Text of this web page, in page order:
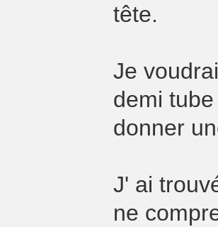
tête.
Je
demi
donner
J' ai
ne